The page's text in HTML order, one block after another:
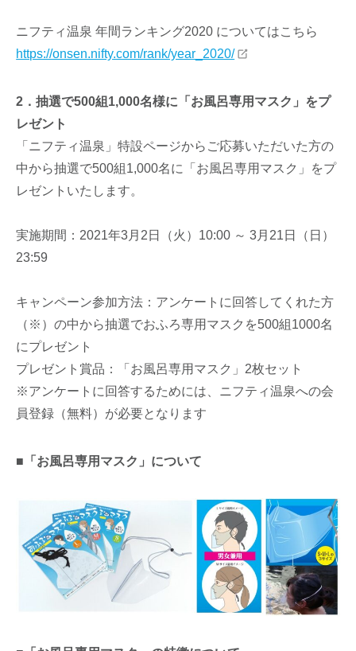
ニフティ温泉 年間ランキング2020 についてはこちら
https://onsen.nifty.com/rank/year_2020/
2．抽選で500組1,000名様に「お風呂専用マスク」をプ
レゼント
「ニフティ温泉」特設ページからご応募いただいた方の
中から抽選で500組1,000名に「お風呂専用マスク」をプ
レゼントいたします。
実施期間：2021年3月2日（火）10:00 ～ 3月21日（日）
23:59
キャンペーン参加方法：アンケートに回答してくれた方
（※）の中から抽選でおふろ専用マスクを500組1000名
にプレゼント
プレゼント賞品：「お風呂専用マスク」2枚セット
※アンケートに回答するためには、ニフティ温泉への会
員登録（無料）が必要となります
■「お風呂専用マスク」について